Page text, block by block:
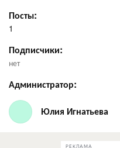
Посты:
1
Подписчики:
нет
Администратор:
Юлия Игнатьева
РЕКЛАМА